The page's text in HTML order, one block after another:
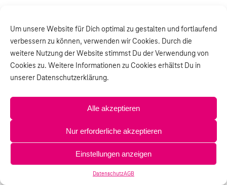
Um unsere Website für Dich optimal zu gestalten und fortlaufend
verbessern zu können, verwenden wir Cookies. Durch die
weitere Nutzung der Website stimmst Du der Verwendung von
Cookies zu. Weitere Informationen zu Cookies erhältst Du in
unserer Datenschutzerklärung.
Alle akzeptieren
Nur erforderliche akzeptieren
Einstellungen anzeigen
DatenschutzAGB